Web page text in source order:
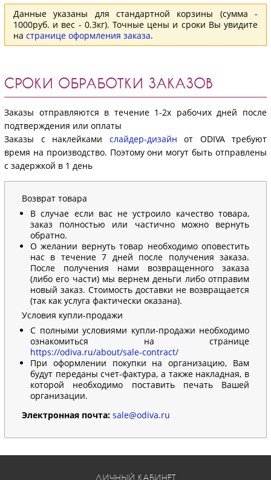
Данные указаны для стандартной корзины (сумма -
1000руб. и вес - 0.3кг). Точные цены и сроки Вы увидите
на странице оформления заказа.
СРОКИ ОБРАБОТКИ ЗАКАЗОВ
Заказы отправляются в течение 1-2х рабочих дней после
подтверждения или оплаты
Заказы с наклейками слайдер-дизайн от ODIVA требуют
время на производство. Поэтому они могут быть отправлены
с задержкой в 1 день
Возврат товара
В случае если вас не устроило качество товара,
заказ полностью или частично можно вернуть
обратно.
О желании вернуть товар необходимо оповестить
нас в течение 7 дней после получения заказа.
После получения нами возвращенного заказа
(либо его части) мы вернем деньги либо отправим
новый заказ. Стоимость доставки не возвращается
(так как услуга фактически оказана).
Условия купли-продажи
С полными условиями купли-продажи необходимо
ознакомиться на странице
https://odiva.ru/about/sale-contract/
При оформлении покупки на организацию, Вам
будут переданы счет-фактура, а также накладная, в
которой необходимо поставить печать Вашей
организации.
Электронная почта: sale@odiva.ru
ЛИЧНЫЙ КАБИНЕТ